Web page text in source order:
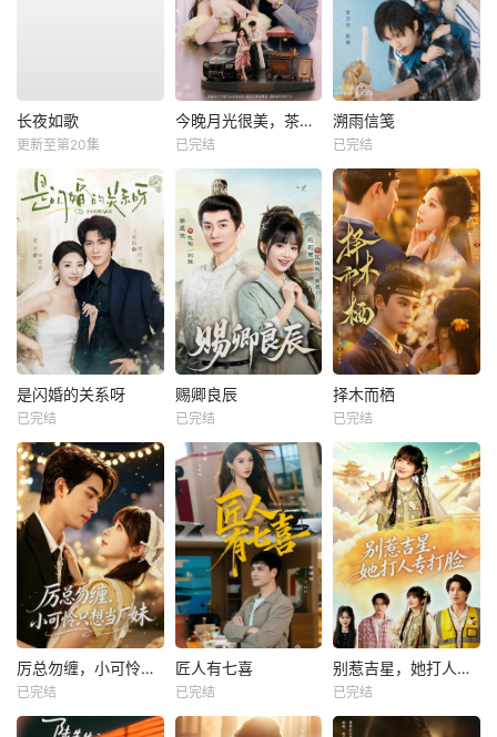
长夜如歌
更新至第20集
今晚月光很美，茶香四溢
已完结
溯雨信笺
已完结
是闪婚的关系呀
已完结
赐卿良辰
已完结
择木而栖
已完结
厉总勿缠，小可怜只想当厂妹
已完结
匠人有七喜
已完结
别惹吉星，她打人专打脸
已完结